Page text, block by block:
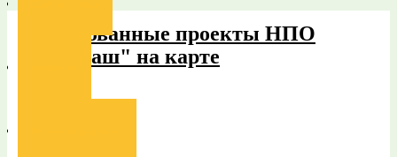
Реализованные проекты НПО
"Гигамаш" на карте